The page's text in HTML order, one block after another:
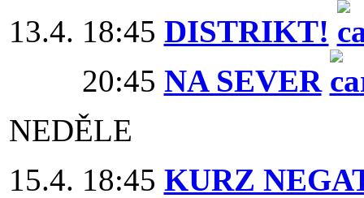
13.4. 18:45 DISTRIKT!
20:45 NA SEVER
NEDĚLE
15.4. 18:45 KURZ